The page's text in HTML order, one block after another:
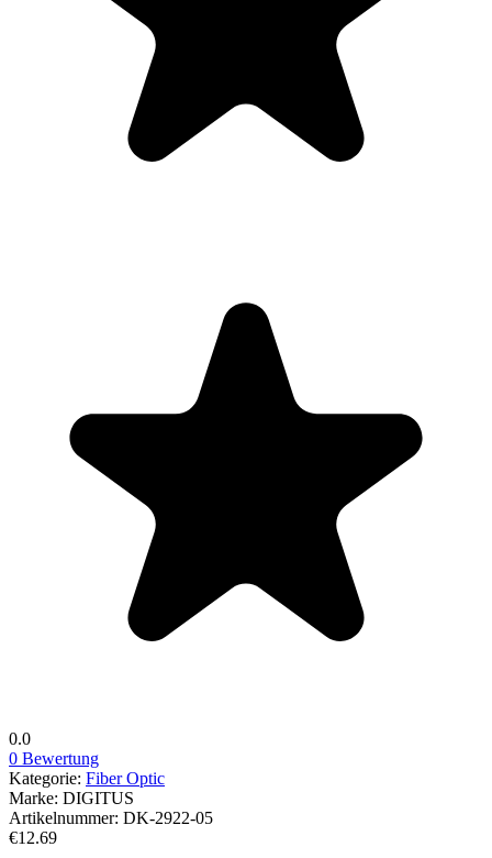
0.0
0 Bewertung
Kategorie: Fiber Optic
Marke: DIGITUS
Artikelnummer: DK-2922-05
€12.69